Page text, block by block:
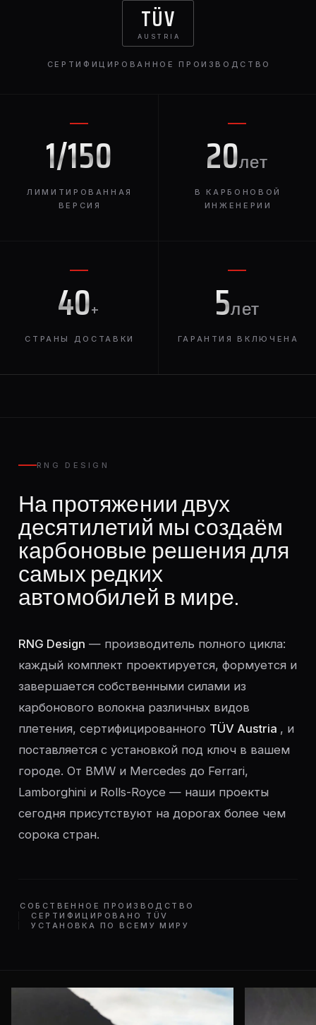
1/150
ЛИМИТИРОВАННАЯ
ВЕРСИЯ
20лет
В КАРБОНОВОЙ
ИНЖЕНЕРИИ
TÜV
AUSTRIA
СЕРТИФИЦИРОВАННОЕ ПРОИЗВОДСТВО
40+
СТРАНЫ ДОСТАВКИ
5лет
ГАРАНТИЯ ВКЛЮЧЕНА
RNG DESIGN
На протяжении двух
десятилетий мы создаём
карбоновые решения для
самых редких
автомобилей в мире.
RNG Design — производитель полного цикла:
каждый комплект проектируется, формуется и
завершается собственными силами из
карбонового волокна различных видов
плетения, сертифицированного TÜV Austria , и
поставляется с установкой под ключ в вашем
городе. От BMW и Mercedes до Ferrari,
Lamborghini и Rolls-Royce — наши проекты
сегодня присутствуют на дорогах более чем
сорока стран.
СОБСТВЕННОЕ ПРОИЗВОДСТВО
СЕРТИФИЦИРОВАНО TÜV
УСТАНОВКА ПО ВСЕМУ МИРУ